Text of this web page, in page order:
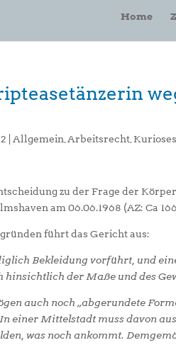
Home
Allgemein Arbeitsrecht Kurioses
zu der Frage der
am 06.06.1968 (AZ: Ca
führt das Gericht aus:
Bekleidung vorführt, und
hinsichtlich der Maße und des
auch noch „abgerundete
einer Mittelstadt muss davon
was noch ankommt.